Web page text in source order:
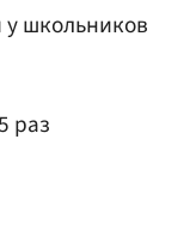
у школьников
раз